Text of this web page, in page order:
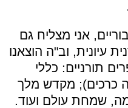
אני מצליח גם
עיונית, וב"ה הוצאנו
תורניים: כללי
כרכים); מקדש מלך
שמחת עולם ועוד.